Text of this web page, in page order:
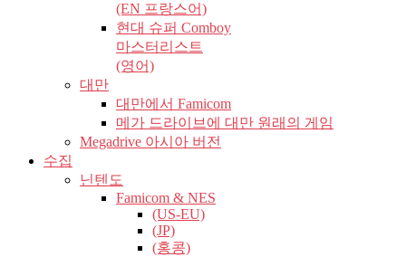
(EN 프랑스어)
현대 슈퍼 Comboy
마스터리스트
(영어)
대만
대만에서 Famicom
메가 드라이브에 대만 원래의 게임
Megadrive 아시아 버전
수집
닌텐도
Famicom & NES
(US-EU)
(JP)
(홍콩)